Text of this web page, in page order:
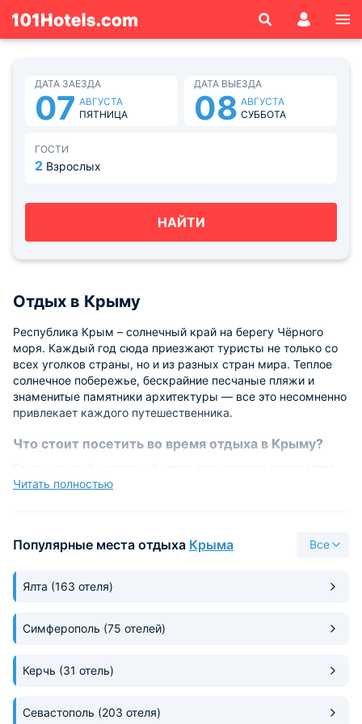
ДАТА ЗАЕЗДА
07 АВГУСТА
ПЯТНИЦА
ДАТА ВЫЕЗДА
08 АВГУСТА
СУББОТА
ГОСТИ
2 Взрослых
НАЙТИ
Отдых в Крыму
Республика Крым – солнечный край на берегу Чёрного
моря. Каждый год сюда приезжают туристы не только со
всех уголков страны, но и из разных стран мира. Теплое
солнечное побережье, бескрайние песчаные пляжи и
знаменитые памятники архитектуры — все это несомненно
привлекает каждого путешественника.
Что стоит посетить во время отдыха в Крыму?
огромное количество развлечений для отдыхающих:
«Зурбаган»;
театры морских животных;
экскурсионные походы и многое другое, что позволит
Помимо этого, путешественников заинтересуют
велотуризм, который позволит изучить каждый уголок
полуострова, дайвинг и археологический туризм, полеты
маршруты.
Читать полностью
Популярные места отдыха Крыма Все
Ялта (163 отеля)
Симферополь (75 отелей)
Керчь (31 отель)
Севастополь (203 отеля)